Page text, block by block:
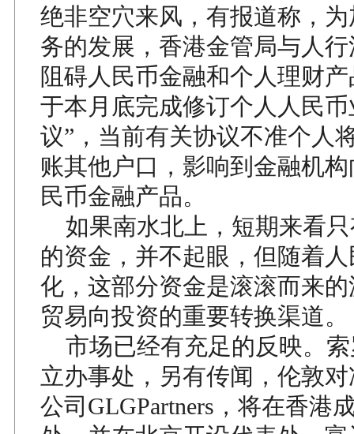
绝非空穴来风，有报道称，
务的发展，香港金管局与人
阻碍人民币金融和个人理财
于本月底完成修订个人人民
议”，当前有关协议不准个人
账其他户口，影响到金融机
民币金融产品。
如果南水北上，短期来看只
的资金，并不起眼，但随着
化，这部分资金是滚滚而来
贸易向投资的重要转换渠道。
市场已经有充足的反映。
立办事处，另有传闻，伦敦
公司GLGPartners，将在香港